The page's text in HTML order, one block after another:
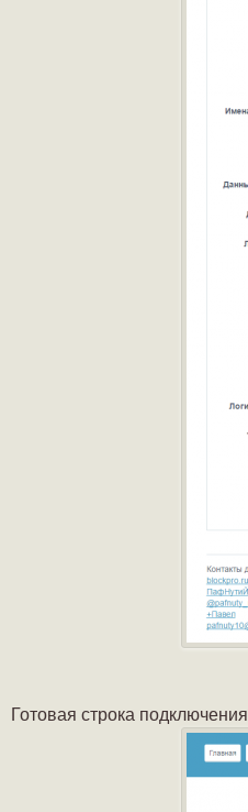
Готовая строка подключения